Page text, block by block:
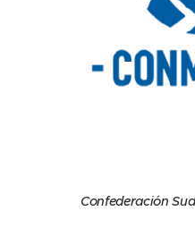
Confederación